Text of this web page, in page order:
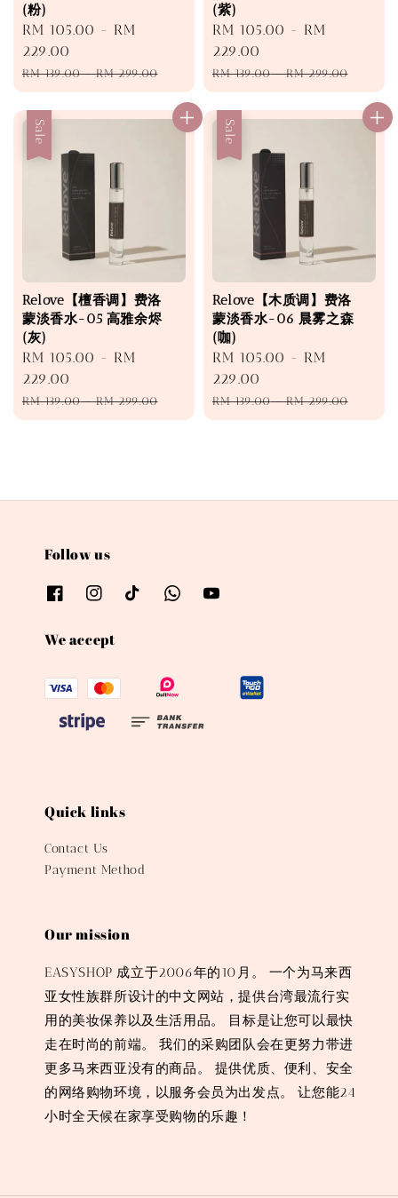
(粉)
Sale
price
RM 105.00 - RM
229.00
Regular
price
RM 139.00-RM 299.00
(紫)
Sale
price
RM 105.00 - RM
229.00
Regular
price
RM 139.00-RM 299.00
Sale
Relove【檀香调】费洛
蒙淡香水-05 高雅余烬
(灰)
Sale
price
RM 105.00 - RM
229.00
Regular
price
RM 139.00-RM 299.00
Sale
Relove【木质调】费洛
蒙淡香水-06 晨雾之森
(咖)
Sale
price
RM 105.00 - RM
229.00
Regular
price
RM 139.00-RM 299.00
Follow us
We accept
Quick links
Contact Us
Payment Method
Our mission
EASYSHOP 成立于2006年的10月。 一个为马来西
亚女性族群所设计的中文网站，提供台湾最流行实
用的美妆保养以及生活用品。 目标是让您可以最快
走在时尚的前端。 我们的采购团队会在更努力带进
更多马来西亚没有的商品。 提供优质、便利、安全
的网络购物环境，以服务会员为出发点。 让您能24
小时全天候在家享受购物的乐趣！